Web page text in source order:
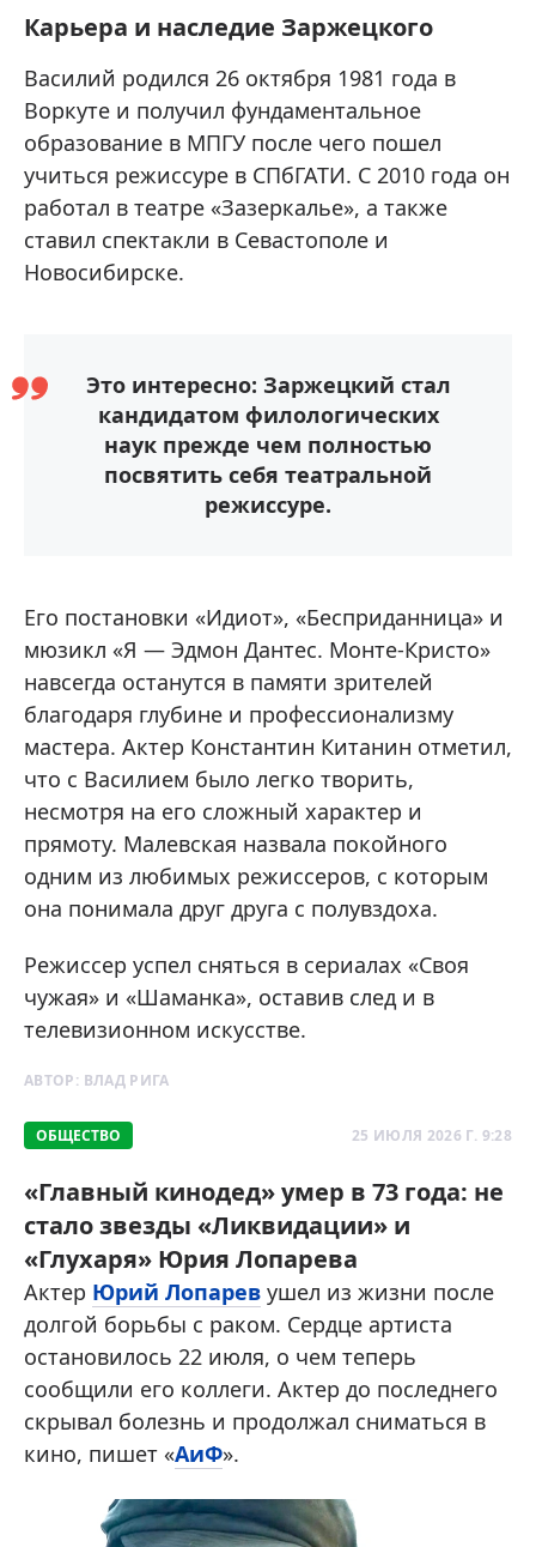
Карьера и наследие Заржецкого
Василий родился 26 октября 1981 года в
Воркуте и получил фундаментальное
образование в МПГУ после чего пошел
учиться режиссуре в СПбГАТИ. С 2010 года он
работал в театре «Зазеркалье», а также
ставил спектакли в Севастополе и
Новосибирске.
Это интересно: Заржецкий стал
кандидатом филологических
наук прежде чем полностью
посвятить себя театральной
режиссуре.
Его постановки «Идиот», «Бесприданница» и
мюзикл «Я — Эдмон Дантес. Монте-Кристо»
навсегда останутся в памяти зрителей
благодаря глубине и профессионализму
мастера. Актер Константин Китанин отметил,
что с Василием было легко творить,
несмотря на его сложный характер и
прямоту. Малевская назвала покойного
одним из любимых режиссеров, с которым
она понимала друг друга с полувздоха.
Режиссер успел сняться в сериалах «Своя
чужая» и «Шаманка», оставив след и в
телевизионном искусстве.
АВТОР: ВЛАД РИГА
ОБЩЕСТВО 25 ИЮЛЯ 2026 Г. 9:28
«Главный кинодед» умер в 73 года: не
стало звезды «Ликвидации» и
«Глухаря» Юрия Лопарева
Актер Юрий Лопарев ушел из жизни после
долгой борьбы с раком. Сердце артиста
остановилось 22 июля, о чем теперь
сообщили его коллеги. Актер до последнего
скрывал болезнь и продолжал сниматься в
кино, пишет «АиФ».